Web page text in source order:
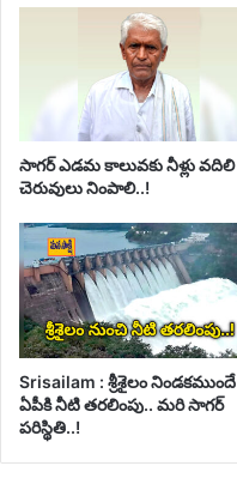
సాగర్ ఎడమ కాలువకు నీళ్లు వదిలి
చెరువులు నింపాలి..!
Srisailam : శ్రీశైలం నిండకముందే
ఏపీకి నీటి తరలింపు.. మరి సాగర్
పరిస్థితి..!